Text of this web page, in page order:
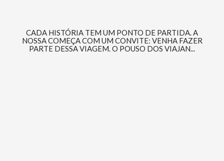
CADA HISTÓRIA TEM UM PONTO DE PARTIDA. A
NOSSA COMEÇA COM UM CONVITE: VENHA FAZER
PARTE DESSA VIAGEM. O POUSO DOS VIAJAN...